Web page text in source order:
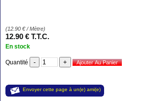
(12.90 €/ Mètre)
12.90 € T.T.C.
En stock
Quantité
Envoyer cette page à un(e) ami(e)